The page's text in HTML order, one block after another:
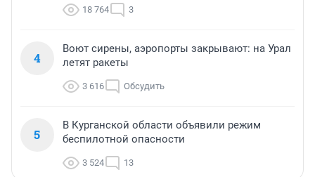
18 764 3
4
Воют сирены, аэропорты закрывают: на Урал
летят ракеты
3 616 Обсудить
5
В Курганской области объявили режим
беспилотной опасности
3 524 13